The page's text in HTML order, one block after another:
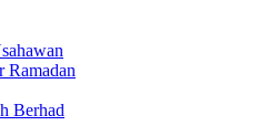
Ramadan
Berhad